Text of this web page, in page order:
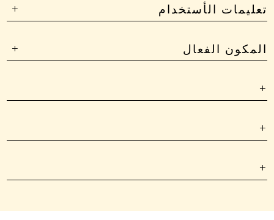
تعليمات الأستخدام
المكون الفعال